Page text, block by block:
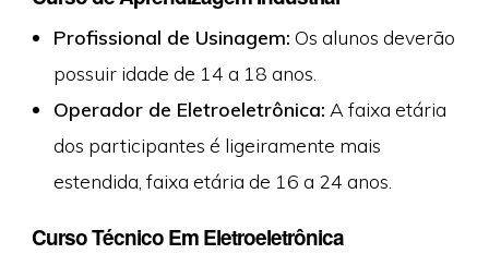
Profissional de Usinagem: Os alunos deverão
possuir idade de 14 a 18 anos.
Operador de Eletroeletrônica: A faixa etária
dos participantes é ligeiramente mais
estendida, faixa etária de 16 a 24 anos.
Curso Técnico Em Eletroeletrônica